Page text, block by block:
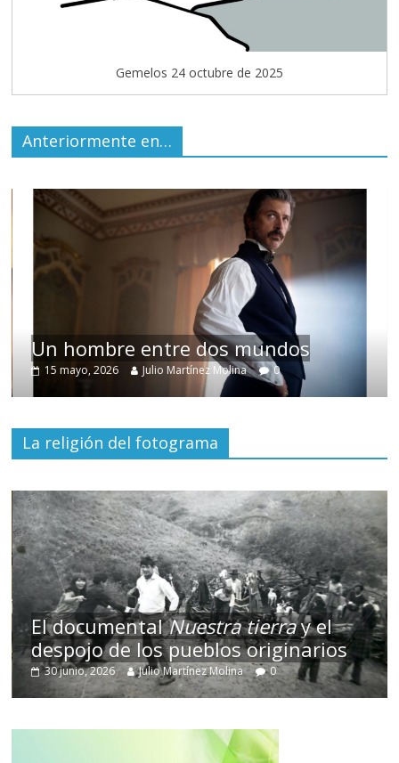
Gemelos 24 octubre de 2025
Anteriormente en…
Un hombre entre dos mundos
15 mayo, 2026 Julio Martínez Molina 0
La religión del fotograma
El documentalNuestra tierray el
despojo de los pueblos originarios
30 junio, 2026 Julio Martínez Molina 0